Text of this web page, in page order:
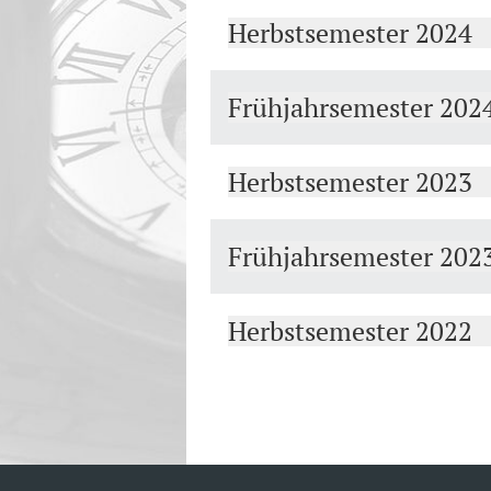
Herbstsemester 2024
Frühjahrsemester
Herbstsemester 2023
Frühjahrsemester
Herbstsemester 2022